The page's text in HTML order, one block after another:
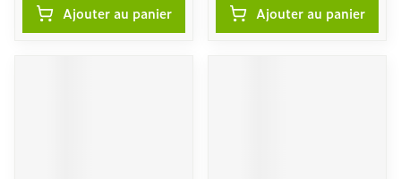
Ajouter au panier Ajouter au panier